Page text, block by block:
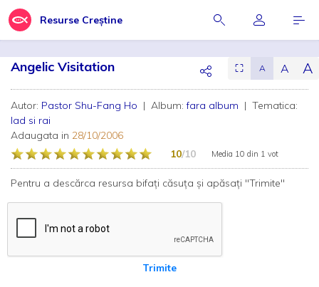
Resurse Creștine
Angelic Visitation ⛶ A A A
Autor: Pastor Shu-Fang Ho | Album:fara album | Tematica:
Iad si rai
Adaugata in 28/10/2006
10/10 Media 10 din 1 vot
Pentru a descărca resursa bifați căsuța și apăsați "Trimite"
Trimite